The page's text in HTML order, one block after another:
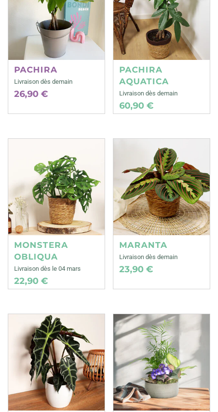
PACHIRA
Livraison dès demain
26,90 €
PACHIRA
AQUATICA
Livraison dès demain
60,90 €
MONSTERA
OBLIQUA
Livraison dès le 04 mars
22,90 €
MARANTA
Livraison dès demain
23,90 €